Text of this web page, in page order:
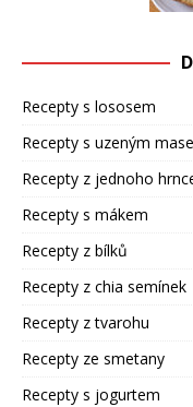
Recepty s lososem
Recepty s uzeným
Recepty z jednoho
Recepty s mákem
Recepty z bílků
Recepty z chia semínek
Recepty z tvarohu
Recepty ze smetany
Recepty s jogurtem